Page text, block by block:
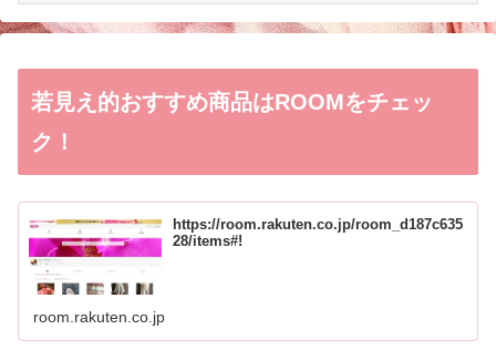
若見え的おすすめ商品はROOMをチェッ
ク！
https://room.rakuten.co.jp/room_d187c635
28/items#!
room.rakuten.co.jp